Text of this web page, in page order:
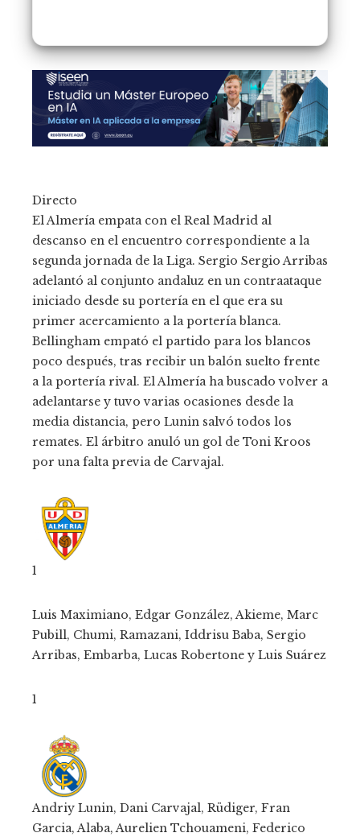
Directo
El Almería empata con el Real Madrid al
descanso en el encuentro correspondiente a la
segunda jornada de la Liga. Sergio Sergio Arribas
adelantó al conjunto andaluz en un contraataque
iniciado desde su portería en el que era su
primer acercamiento a la portería blanca.
Bellingham empató el partido para los blancos
poco después, tras recibir un balón suelto frente
a la portería rival. El Almería ha buscado volver a
adelantarse y tuvo varias ocasiones desde la
media distancia, pero Lunin salvó todos los
remates. El árbitro anuló un gol de Toni Kroos
por una falta previa de Carvajal.
1
Luis Maximiano, Edgar González, Akieme, Marc
Pubill, Chumi, Ramazani, Iddrisu Baba, Sergio
Arribas, Embarba, Lucas Robertone y Luis Suárez
1
Andriy Lunin, Dani Carvajal, Rüdiger, Fran
Garcia, Alaba, Aurelien Tchouameni, Federico